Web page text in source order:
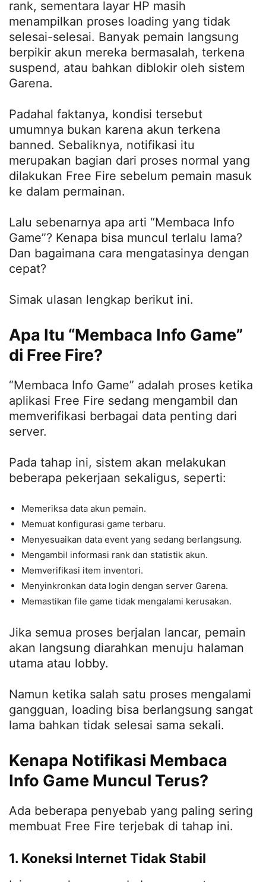
rank, sementara layar HP masih
menampilkan proses loading yang tidak
selesai-selesai. Banyak pemain langsung
berpikir akun mereka bermasalah, terkena
suspend, atau bahkan diblokir oleh sistem
Garena.
Padahal faktanya, kondisi tersebut
umumnya bukan karena akun terkena
banned. Sebaliknya, notifikasi itu
merupakan bagian dari proses normal yang
dilakukan Free Fire sebelum pemain masuk
ke dalam permainan.
Lalu sebenarnya apa arti “Membaca Info
Game”? Kenapa bisa muncul terlalu lama?
Dan bagaimana cara mengatasinya dengan
cepat?
Simak ulasan lengkap berikut ini.
Apa Itu “Membaca Info Game”
di Free Fire?
“Membaca Info Game” adalah proses ketika
aplikasi Free Fire sedang mengambil dan
memverifikasi berbagai data penting dari
server.
Pada tahap ini, sistem akan melakukan
beberapa pekerjaan sekaligus, seperti:
Memeriksa data akun pemain.
Memuat konfigurasi game terbaru.
Menyesuaikan data event yang sedang berlangsung.
Mengambil informasi rank dan statistik akun.
Memverifikasi item inventori.
Menyinkronkan data login dengan server Garena.
Memastikan file game tidak mengalami kerusakan.
Jika semua proses berjalan lancar, pemain
akan langsung diarahkan menuju halaman
utama atau lobby.
Namun ketika salah satu proses mengalami
gangguan, loading bisa berlangsung sangat
lama bahkan tidak selesai sama sekali.
Kenapa Notifikasi Membaca
Info Game Muncul Terus?
Ada beberapa penyebab yang paling sering
membuat Free Fire terjebak di tahap ini.
1. Koneksi Internet Tidak Stabil